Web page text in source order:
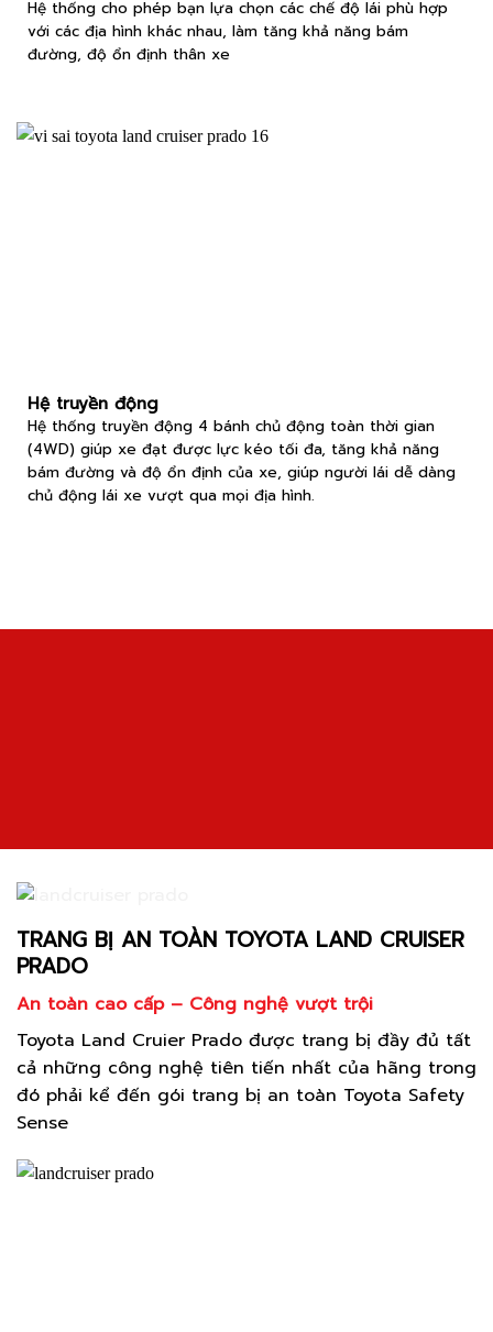
Hệ thống cho phép bạn lựa chọn các chế độ lái phù hợp
với các địa hình khác nhau, làm tăng khả năng bám
đường, độ ổn định thân xe
Hệ truyền động
Hệ thống truyền động 4 bánh chủ động toàn thời gian
(4WD) giúp xe đạt được lực kéo tối đa, tăng khả năng
bám đường và độ ổn định của xe, giúp người lái dễ dàng
chủ động lái xe vượt qua mọi địa hình.
TRANG BỊ AN TOÀN TOYOTA LAND CRUISER
PRADO
An toàn cao cấp – Công nghệ vượt trội
Toyota Land Cruier Prado được trang bị đầy đủ tất
cả những công nghệ tiên tiến nhất của hãng trong
đó phải kể đến gói trang bị an toàn Toyota Safety
Sense